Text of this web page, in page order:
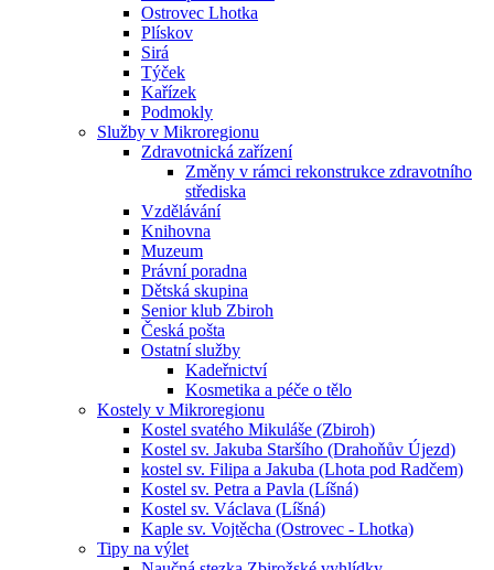
Ostrovec Lhotka
Plískov
Sirá
Týček
Kařízek
Podmokly
Služby v Mikroregionu
Zdravotnická zařízení
Změny v rámci rekonstrukce zdravotního
střediska
Vzdělávání
Knihovna
Muzeum
Právní poradna
Dětská skupina
Senior klub Zbiroh
Česká pošta
Ostatní služby
Kadeřnictví
Kosmetika a péče o tělo
Kostely v Mikroregionu
Kostel svatého Mikuláše (Zbiroh)
Kostel sv. Jakuba Staršího (Drahoňův Újezd)
kostel sv. Filipa a Jakuba (Lhota pod Radčem)
Kostel sv. Petra a Pavla (Líšná)
Kostel sv. Václava (Líšná)
Kaple sv. Vojtěcha (Ostrovec - Lhotka)
Tipy na výlet